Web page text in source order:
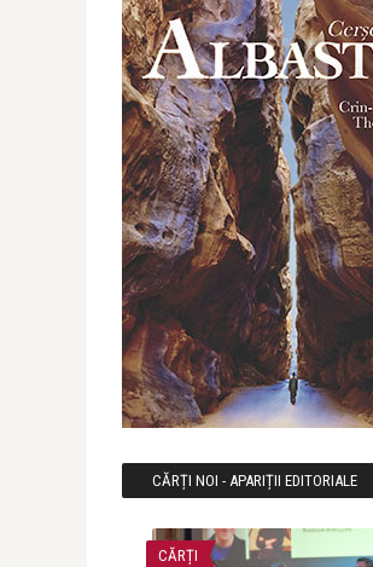
CĂRȚI NOI - APARIȚII EDITORIALE
CĂRȚI